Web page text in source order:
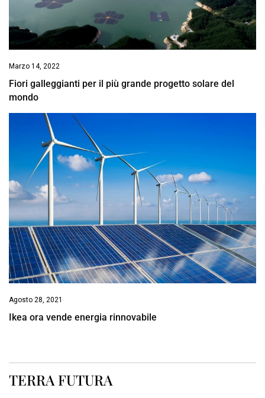
Marzo 14, 2022
Fiori galleggianti per il più grande progetto solare del
mondo
Agosto 28, 2021
Ikea ora vende energia rinnovabile
TERRA FUTURA